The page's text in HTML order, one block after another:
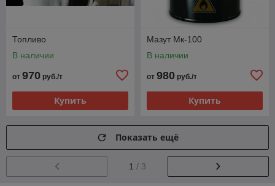
Топливо
В наличии
от 970 руб./т
Купить
Мазут Мк-100
В наличии
от 980 руб./т
Купить
Показать ещё
1 / 3